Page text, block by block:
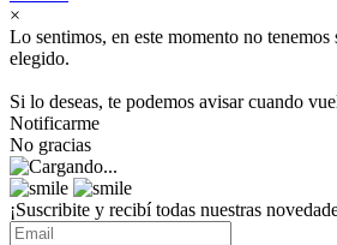
×
Lo sentimos, en este momento no
elegido.
Si lo deseas, te podemos avisar cuando
Notificarme
No gracias
¡Suscribite y recibí todas nuestras